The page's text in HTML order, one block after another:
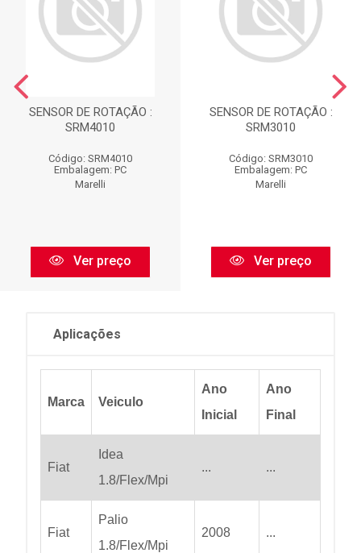
SENSOR DE ROTAÇÃO :
SRM4010
Código: SRM4010
Embalagem: PC
Marelli
Ver preço
SENSOR DE ROTAÇÃO :
SRM3010
Código: SRM3010
Embalagem: PC
Marelli
Ver preço
Aplicações
Marca Veiculo
Ano
Inicial
Ano
Final
Fiat
Idea
1.8/Flex/Mpi
... ...
Fiat
Palio
1.8/Flex/Mpi
2008 ...